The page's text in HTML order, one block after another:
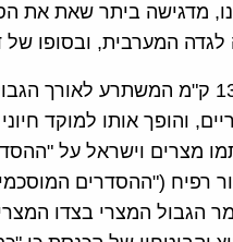
מדגישה ביתר שאת את
המערבית, ובסופו של
ציר פילדלפי, שהוא אזור צבאי באורך של
והופך אותו למוקד
עזה.[13] ב-1 בספטמבר 2005 חתמו
רפיח ("ההסדרים